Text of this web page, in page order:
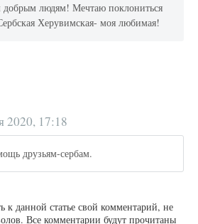
людям! Мечтаю поклониться
Херувимская- моя любимая!
2020, 17:18
друзьям-сербам.
к данной статье свой комментарий, не
Все комментарии будут прочитаны